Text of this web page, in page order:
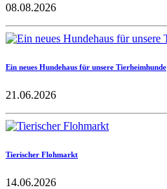
08.08.2026
Ein neues Hundehaus für unsere Tierheimhunde
21.06.2026
Tierischer Flohmarkt
14.06.2026